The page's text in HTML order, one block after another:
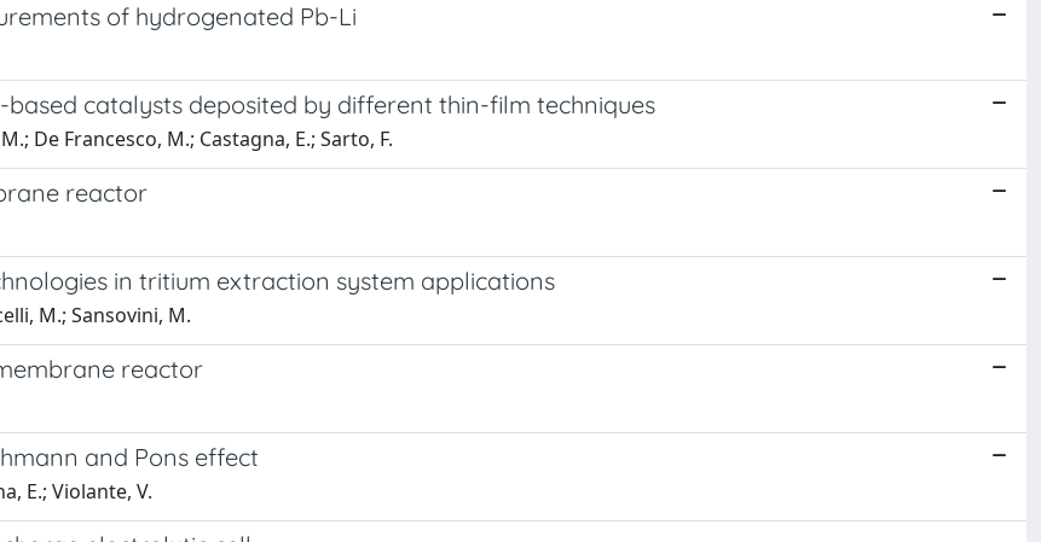
of hydrogenated Pb-Li
catalysts deposited by different thin-film techniques
De Francesco, M.; Castagna, E.; Sarto, F.
reactor
in tritium extraction system applications
M.; Sansovini, M.
reactor
and Pons effect
E.; Violante, V.